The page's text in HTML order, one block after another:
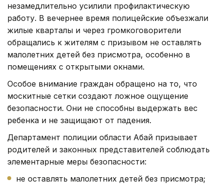
незамедлительно усилили профилактическую
работу. В вечернее время полицейские объезжали
жилые кварталы и через громкоговорители
обращались к жителям с призывом не оставлять
малолетних детей без присмотра, особенно в
помещениях с открытыми окнами.
Особое внимание граждан обращено на то, что
москитные сетки создают ложное ощущение
безопасности. Они не способны выдержать вес
ребенка и не защищают от падения.
Департамент полиции области Абай призывает
родителей и законных представителей соблюдать
элементарные меры безопасности:
не оставлять малолетних детей без присмотра;